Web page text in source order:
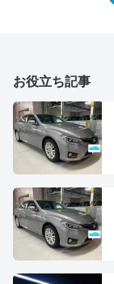
お役立ち記事